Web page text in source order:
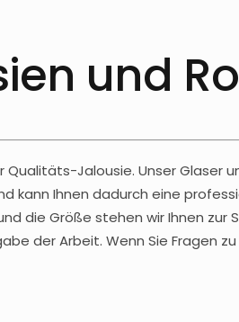
und
Jalousie. Unser Glaser
kann Ihnen dadurch eine
die Größe stehen wir Ihnen zur
der Arbeit. Wenn Sie Fragen